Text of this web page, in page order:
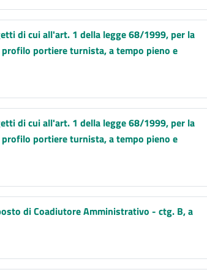
di cui all'art. 1 della legge 68/1999, per la
portiere turnista, a tempo pieno e
di cui all'art. 1 della legge 68/1999, per la
portiere turnista, a tempo pieno e
di Coadiutore Amministrativo - ctg. B, a